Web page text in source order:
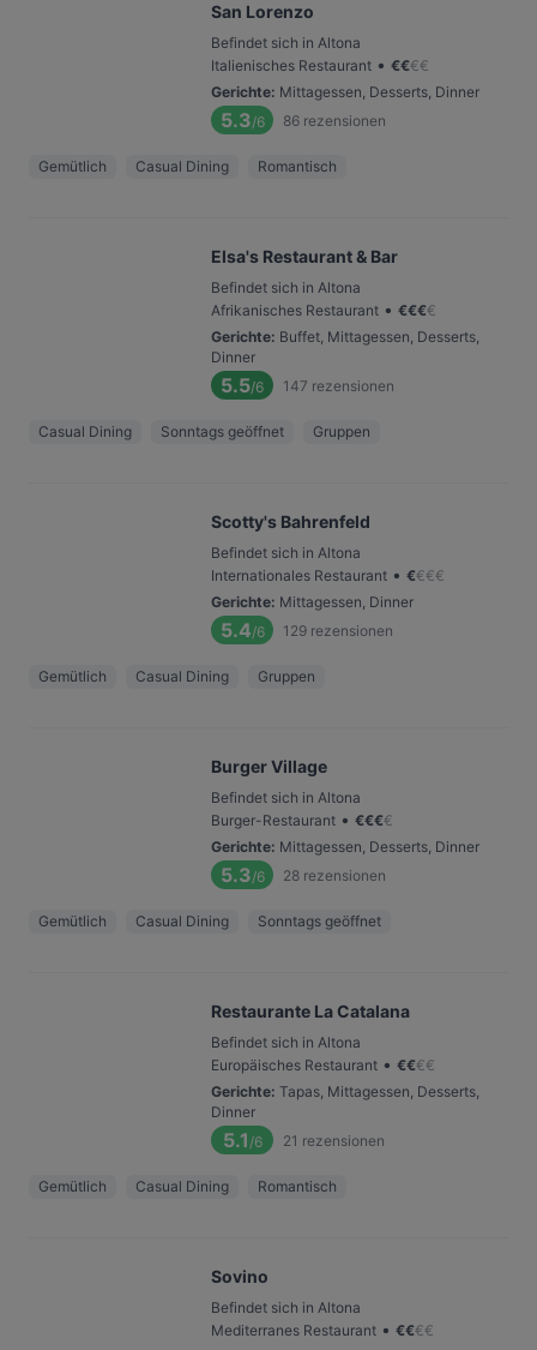
San Lorenzo
Befindet sich in Altona
Italienisches Restaurant • €€€€
Gerichte: Mittagessen, Desserts, Dinner
5.3/6 86 rezensionen
Gemütlich Casual Dining Romantisch
Elsa's Restaurant & Bar
Befindet sich in Altona
Afrikanisches Restaurant • €€€€
Gerichte: Buffet, Mittagessen, Desserts,
Dinner
5.5/6 147 rezensionen
Casual Dining Sonntags geöffnet Gruppen
Scotty's Bahrenfeld
Befindet sich in Altona
Internationales Restaurant • €€€€
Gerichte: Mittagessen, Dinner
5.4/6 129 rezensionen
Gemütlich Casual Dining Gruppen
Burger Village
Befindet sich in Altona
Burger-Restaurant • €€€€
Gerichte: Mittagessen, Desserts, Dinner
5.3/6 28 rezensionen
Gemütlich Casual Dining Sonntags geöffnet
Restaurante La Catalana
Befindet sich in Altona
Europäisches Restaurant • €€€€
Gerichte: Tapas, Mittagessen, Desserts,
Dinner
5.1 /6 21 rezensionen
Gemütlich Casual Dining Romantisch
Sovino
Befindet sich in Altona
Mediterranes Restaurant • €€€€